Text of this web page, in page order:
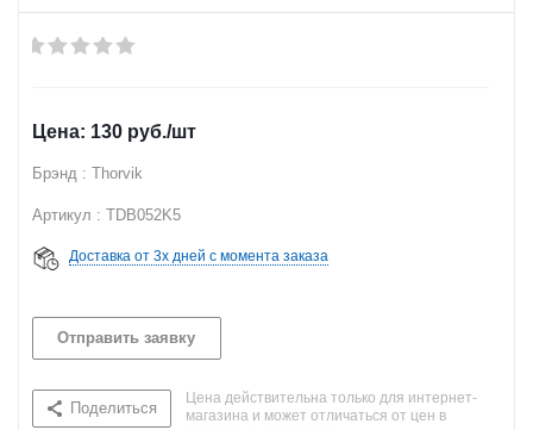
130 руб./шт
Брэнд : Thorvik
Артикул : TDB052K5
Доставка от 3х дней с момента заказа
Отправить заявку
Поделиться
Цена действительна только для интернет-
магазина и может отличаться от цен в